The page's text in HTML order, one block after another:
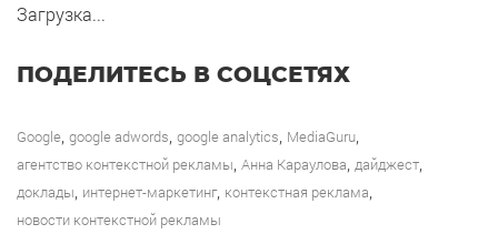
Загрузка...
ПОДЕЛИТЕСЬ В СОЦСЕТЯХ
Google google adwords google analytics MediaGuru
агентство контекстной рекламы Анна Караулова дайджест
доклады интернет-маркетинг, контекстная реклама
новости контекстной рекламы